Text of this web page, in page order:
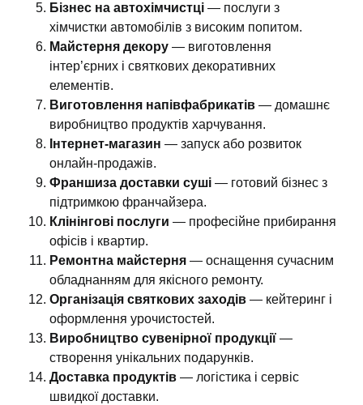
Бізнес на автохімчистці — послуги з
хімчистки автомобілів з високим попитом.
Майстерня декору — виготовлення
інтер’єрних і святкових декоративних
елементів.
Виготовлення напівфабрикатів — домашнє
виробництво продуктів харчування.
Інтернет-магазин — запуск або розвиток
онлайн-продажів.
Франшиза доставки суші — готовий бізнес з
підтримкою франчайзера.
Клінінгові послуги — професійне прибирання
офісів і квартир.
Ремонтна майстерня — оснащення сучасним
обладнанням для якісного ремонту.
Організація святкових заходів — кейтеринг і
оформлення урочистостей.
Виробництво сувенірної продукції —
створення унікальних подарунків.
Доставка продуктів — логістика і сервіс
швидкої доставки.